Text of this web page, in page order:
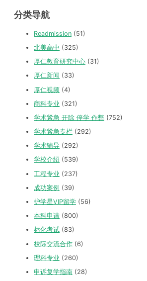
分类导航
Readmission (51)
北美高中 (325)
厚仁教育研究中心 (31)
厚仁新闻 (33)
厚仁视频 (4)
商科专业 (321)
学术紧急 开除 停学 作弊 (752)
学术紧急专栏 (292)
学术辅导 (292)
学校介绍 (539)
工程专业 (237)
成功案例 (39)
护学星VIP留学 (56)
本科申请 (800)
标化考试 (83)
校际交流合作 (6)
理科专业 (260)
申诉复学指南 (28)